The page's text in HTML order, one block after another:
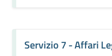
Servizio 7 - Affari